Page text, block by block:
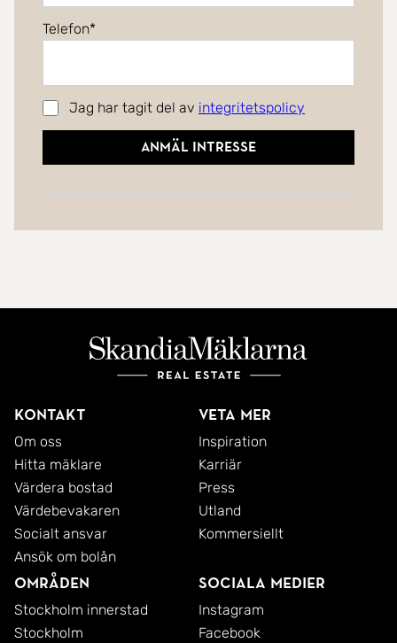
Telefon
Jag har tagit del av integritetspolicy
Anmäl intresse
Kontakt
Om oss
Hitta mäklare
Värdera bostad
Värdebevakaren
Socialt ansvar
Ansök om bolån
Veta mer
Inspiration
Karriär
Press
Utland
Kommersiellt
Områden
Stockholm innerstad
Stockholm
Sociala medier
Instagram
Facebook